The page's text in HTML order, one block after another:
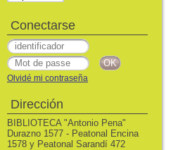
Conectarse
Olvidé mi contraseña
Dirección
BIBLIOTECA "Antonio Pena"
Durazno 1577 - Peatonal Encina
1578 y Peatonal Sarandí 472